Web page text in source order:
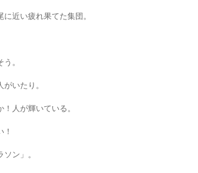
近い疲れ果てた集団。
。
いたり。
人が輝いている。
ン」。